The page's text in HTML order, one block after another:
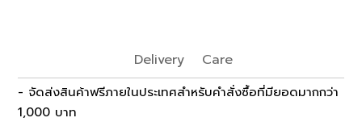
Delivery Care
- จัดส่งสินค้าฟรีภายในประเทศสำหรับคำสั่งซื้อที่มียอดมากกว่า
1,000 บาท